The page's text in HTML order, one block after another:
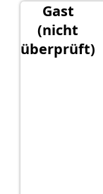
Gast
(nicht
überprüft)